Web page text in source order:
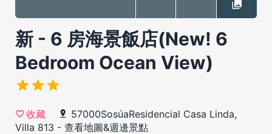
新 - 6 房海景飯店(New! 6
Bedroom Ocean View)
收藏
57000SosúaResidencial Casa Linda,
Villa 813 - 查看地圖&週邊景點